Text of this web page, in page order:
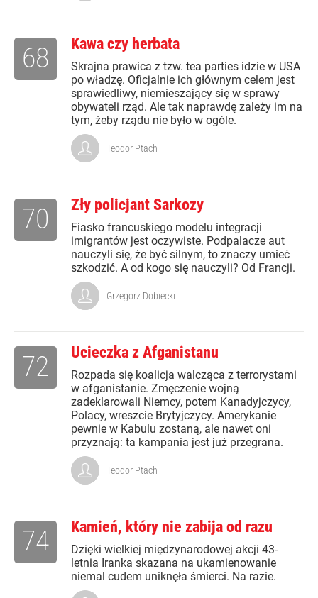
Kawa czy herbata
Skrajna prawica z tzw. tea parties idzie w USA
po władzę. Oficjalnie ich głównym celem jest
sprawiedliwy, niemieszający się w sprawy
obywateli rząd. Ale tak naprawdę zależy im na
tym, żeby rządu nie było w ogóle.
68
Teodor Ptach
Zły policjant Sarkozy
Fiasko francuskiego modelu integracji
imigrantów jest oczywiste. Podpalacze aut
nauczyli się, że być silnym, to znaczy umieć
szkodzić. A od kogo się nauczyli? Od Francji.
70
Grzegorz Dobiecki
Ucieczka z Afganistanu
Rozpada się koalicja walcząca z terrorystami
w afganistanie. Zmęczenie wojną
zadeklarowali Niemcy, potem Kanadyjczycy,
Polacy, wreszcie Brytyjczycy. Amerykanie
pewnie w Kabulu zostaną, ale nawet oni
przyznają: ta kampania jest już przegrana.
72
Teodor Ptach
Kamień, który nie zabija od razu
Dzięki wielkiej międzynarodowej akcji 43-
letnia Iranka skazana na ukamienowanie
niemal cudem uniknęła śmierci. Na razie.
74